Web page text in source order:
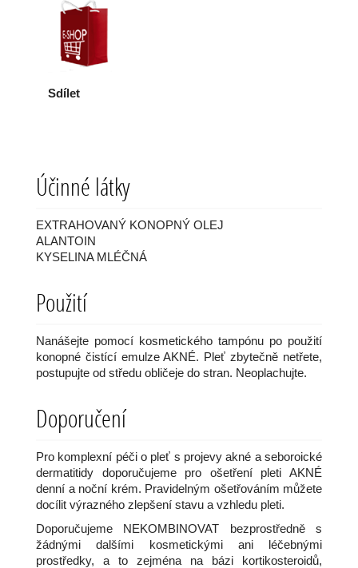
Sdílet
Účinné látky
EXTRAHOVANÝ KONOPNÝ OLEJ
ALANTOIN
KYSELINA MLÉČNÁ
Použití
Nanášejte pomocí kosmetického tampónu po použití
konopné čistící emulze AKNÉ. Pleť zbytečně netřete,
postupujte od středu obličeje do stran. Neoplachujte.
Doporučení
Pro komplexní péči o pleť s projevy akné a seboroické
dermatitidy doporučujeme pro ošetření pleti AKNÉ
denní a noční krém. Pravidelným ošetřováním můžete
docílit výrazného zlepšení stavu a vzhledu pleti.
Doporučujeme NEKOMBINOVAT bezprostředně s
žádnými dalšími kosmetickými ani léčebnými
prostředky, a to zejména na bázi kortikosteroidů,